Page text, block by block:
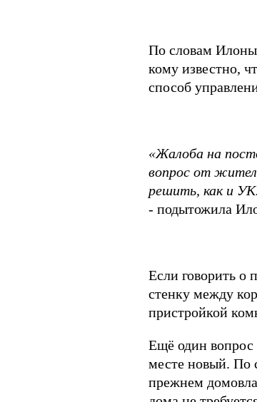
По словам Илоны
кому известно,
способ
«Жалоба на
вопрос от
решить, как и
- подытожила
Если говорить о
стенку между
пристройкой
Ещё один вопрос
месте новый. По
прежнем